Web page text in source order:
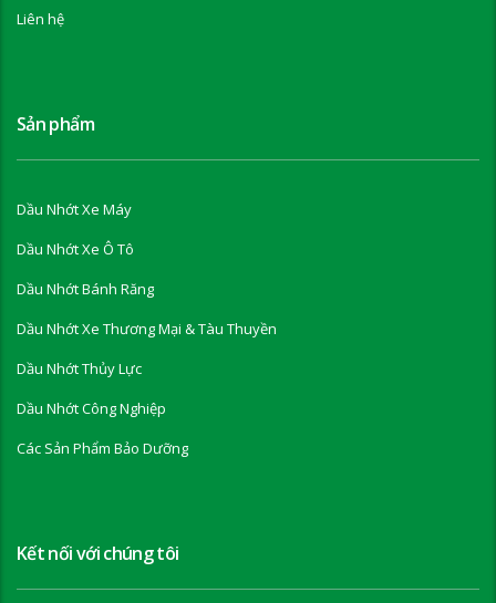
Liên hệ
Sản phẩm
Dầu Nhớt Xe Máy
Dầu Nhớt Xe Ô Tô
Dầu Nhớt Bánh Răng
Dầu Nhớt Xe Thương Mại & Tàu Thuyền
Dầu Nhớt Thủy Lực
Dầu Nhớt Công Nghiệp
Các Sản Phẩm Bảo Dưỡng
Kết nối với chúng tôi